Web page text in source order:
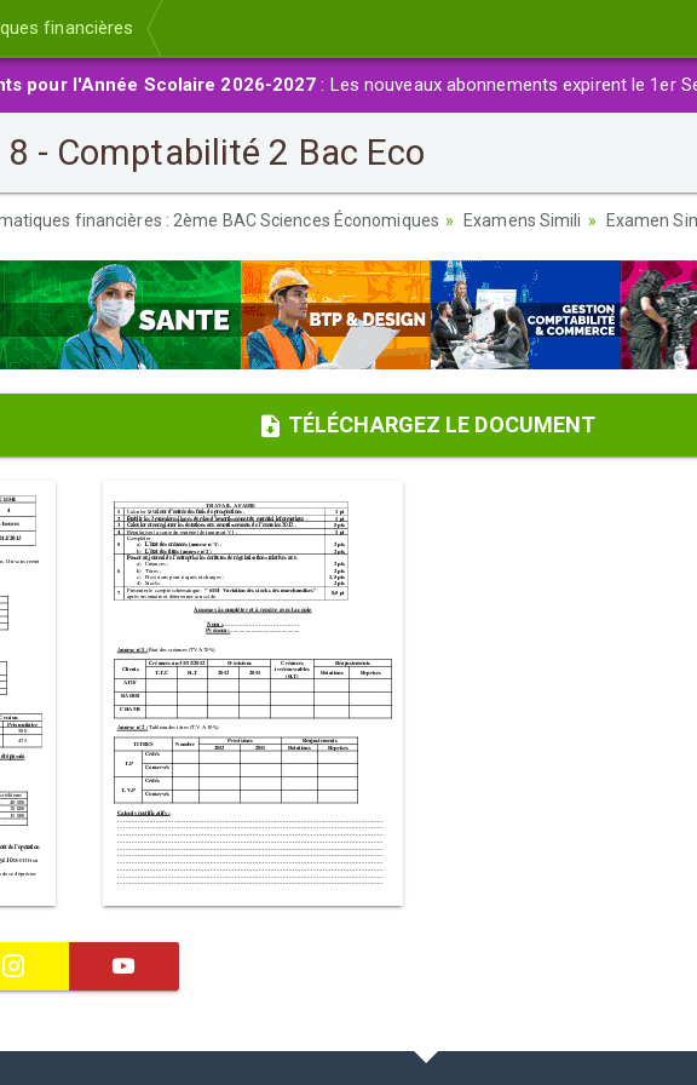
financières
pour l'Année Scolaire 2026-2027 : Les nouveaux abonnements expirent le 1er
- Comptabilité 2 Bac Eco
financières : 2ème BAC Sciences Économiques Examens Simili Examen
TÉLÉCHARGEZ LE DOCUMENT